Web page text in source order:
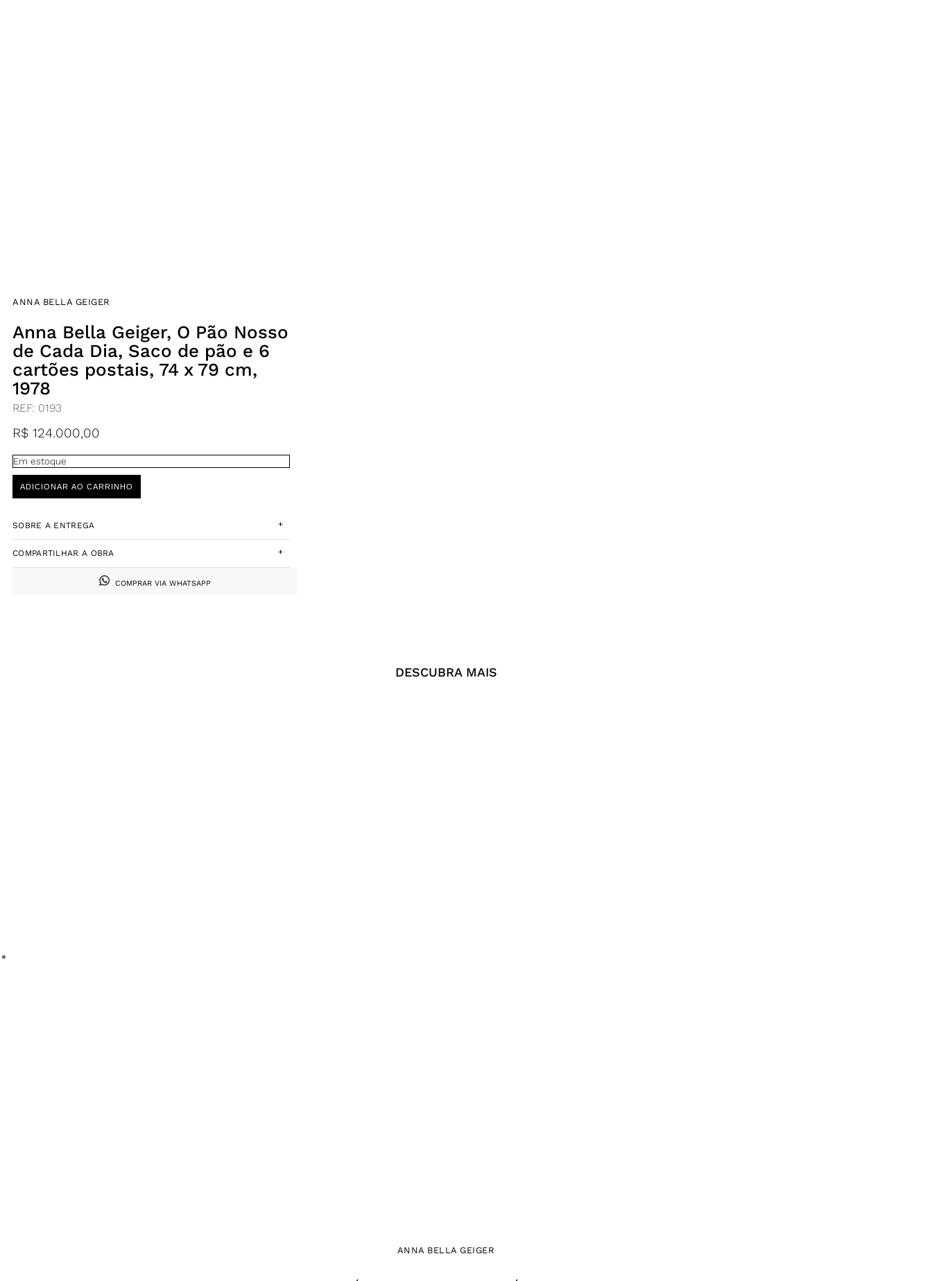
ANNA BELLA GEIGER
Anna Bella Geiger, O Pão Nosso
de Cada Dia, Saco de pão e 6
cartões postais, 74 x 79 cm,
1978
REF: 0193
R$ 124.000,00
Em estoque
ADICIONAR AO CARRINHO
SOBRE A ENTREGA +
COMPARTILHAR A OBRA +
COMPRAR VIA WHATSAPP
DESCUBRA MAIS
ANNA BELLA GEIGER